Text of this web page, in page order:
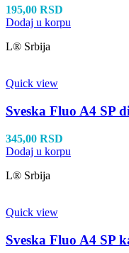
195,00 RSD
Dodaj u korpu
L® Srbija
Quick view
Sveska Fluo A4 SP
345,00 RSD
Dodaj u korpu
L® Srbija
Quick view
Sveska Fluo A4 SP